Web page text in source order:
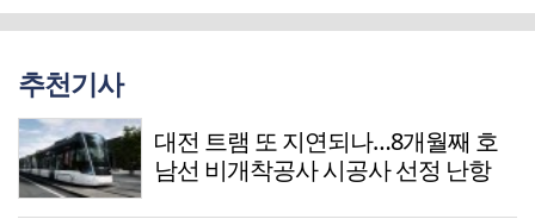
추천기사
대전 트램 또 지연되나…8개월째 호
남선 비개착공사 시공사 선정 난항